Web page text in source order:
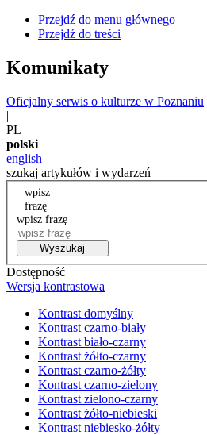
Przejdź do menu głównego
Przejdź do treści
Komunikaty
Oficjalny serwis o kulturze w Poznaniu
|
PL
polski
english
szukaj artykułów i wydarzeń
wpisz
frazę
wpisz frazę
Wyszukaj
Dostępność
Wersja kontrastowa
Kontrast domyślny
Kontrast czarno-biały
Kontrast biało-czarny
Kontrast żółto-czarny
Kontrast czarno-żółty
Kontrast czarno-zielony
Kontrast zielono-czarny
Kontrast żółto-niebieski
Kontrast niebiesko-żółty